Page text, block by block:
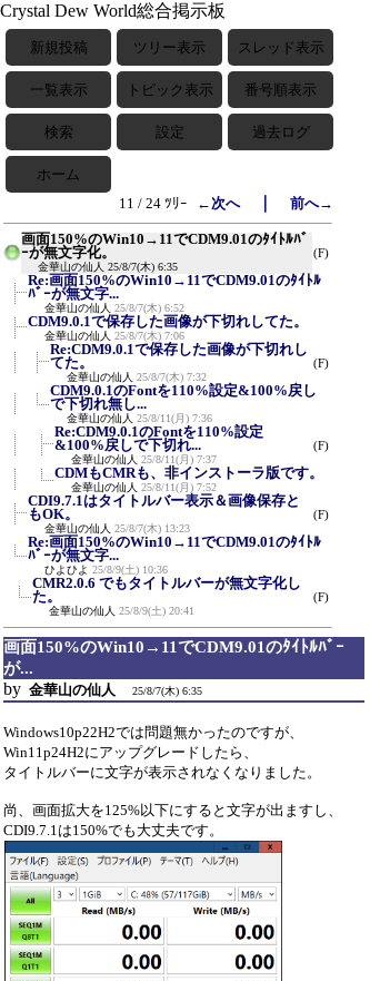
Crystal Dew World総合掲示板
新規投稿 ツリー表示 スレッド表示
一覧表示 トピック表示 番号順表示
検索 設定 過去ログ
ホーム
11 / 24 ﾂﾘｰ
←次へ｜ 前へ→
画面150%のWin10→11でCDM9.01のﾀｲﾄﾙﾊﾞ
ｰが無文字化。
金華山の仙人 25/8/7(木) 6:35
(F)
Re:画面150%のWin10→11でCDM9.01のﾀｲﾄﾙ
ﾊﾞｰが無文字...
金華山の仙人 25/8/7(木) 6:52
CDM9.0.1で保存した画像が下切れしてた。
金華山の仙人 25/8/7(木) 7:06
Re:CDM9.0.1で保存した画像が下切れし
てた。
金華山の仙人 25/8/7(木) 7:32
(F)
CDM9.0.1のFontを110%設定&100%戻し
で下切れ無し...
金華山の仙人 25/8/11(月) 7:36
Re:CDM9.0.1のFontを110%設定
&100%戻しで下切れ...
金華山の仙人 25/8/11(月) 7:37
(F)
CDMもCMRも、非インストーラ版です。
金華山の仙人 25/8/11(月) 7:52
CDI9.7.1はタイトルバー表示＆画像保存と
もOK。
金華山の仙人 25/8/7(木) 13:23
(F)
Re:画面150%のWin10→11でCDM9.01のﾀｲﾄﾙ
ﾊﾞｰが無文字...
ひよひよ 25/8/9(土) 10:36
CMR2.0.6 でもタイトルバーが無文字化し
た。
金華山の仙人 25/8/9(土) 20:41
(F)
画面150%のWin10→11でCDM9.01のﾀｲﾄﾙﾊﾞｰ
が...
by 金華山の仙人 25/8/7(木) 6:35
Windows10p22H2では問題無かったのですが、
Win11p24H2にアップグレードしたら、
タイトルバーに文字が表示されなくなりました。
尚、画面拡大を125%以下にすると文字が出ますし、
CDI9.7.1は150%でも大丈夫です。